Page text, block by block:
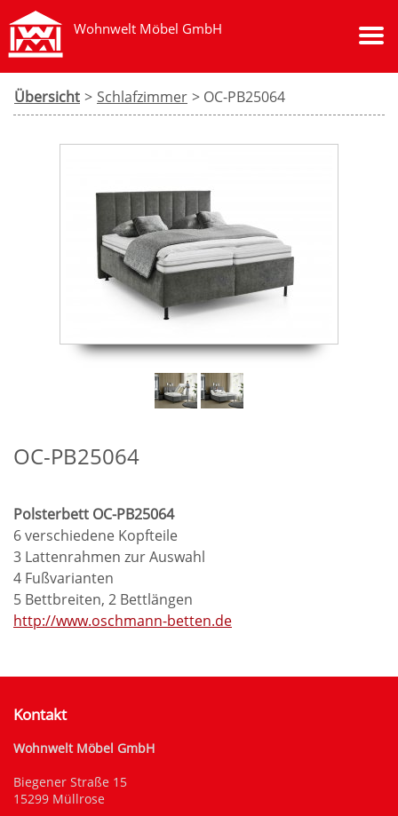
Wohnwelt Möbel GmbH
Übersicht > Schlafzimmer > OC-PB25064
OC-PB25064
Polsterbett OC-PB25064
6 verschiedene Kopfteile
3 Lattenrahmen zur Auswahl
4 Fußvarianten
5 Bettbreiten, 2 Bettlängen
http://www.oschmann-betten.de
Kontakt
Wohnwelt Möbel GmbH
Biegener Straße 15
15299 Müllrose